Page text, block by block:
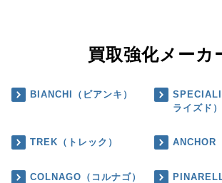
買取強化メーカ
BIANCHI（ビアンキ）
ライズド）
TREK（トレック） ANCHOR
COLNAGO（コルナゴ）